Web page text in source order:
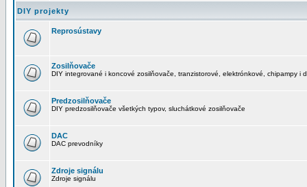
DIY projekty
Reprosústavy
Zosilňovače
DIY integrované i koncové zosilňovače, tranzistorové, elektrónkové, chipampy i
Predzosilňovače
DIY predzosilňovače všetkých typov, sluchátkové zosilňovače
DAC
DAC prevodníky
Zdroje signálu
Zdroje signálu